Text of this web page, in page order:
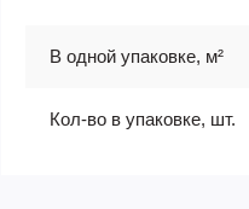
В одной упаковке, м²
Кол-во в упаковке, шт.